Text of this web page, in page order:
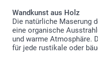
Wandkunst aus Holz
Die natürliche Maserung
eine organische
und warme Atmosphäre.
für jede rustikale oder